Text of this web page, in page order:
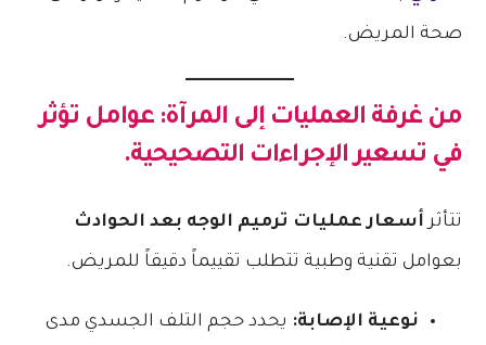
صحة المريض.
من غرفة العمليات إلى المرآة: عوامل تؤثر
في تسعير الإجراءات التصحيحية.
تتأثرأسعار عمليات ترميم الوجه بعد الحوادث
بعوامل تقنية وطبية تتطلب تقييماً دقيقاً للمريض.
نوعية الإصابة: يحدد حجم التلف الجسدي مدى